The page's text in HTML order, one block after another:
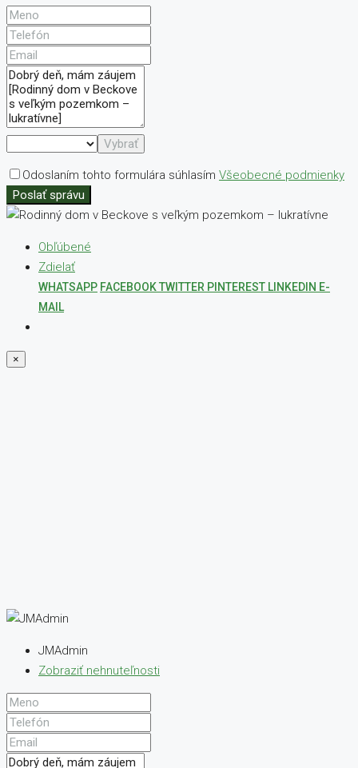
Vybrať
Odoslaním tohto formulára súhlasím Všeobecné podmienky
Poslať správu
Obľúbené
Zdielať
WHATSAPP FACEBOOKTWITTER PINTEREST LINKEDIN E-
MAIL
×
JMAdmin
Zobraziť nehnuteľnosti